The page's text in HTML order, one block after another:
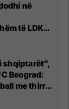
në
të LDK-
shqiptarët”,
Beograd:
me thirrje